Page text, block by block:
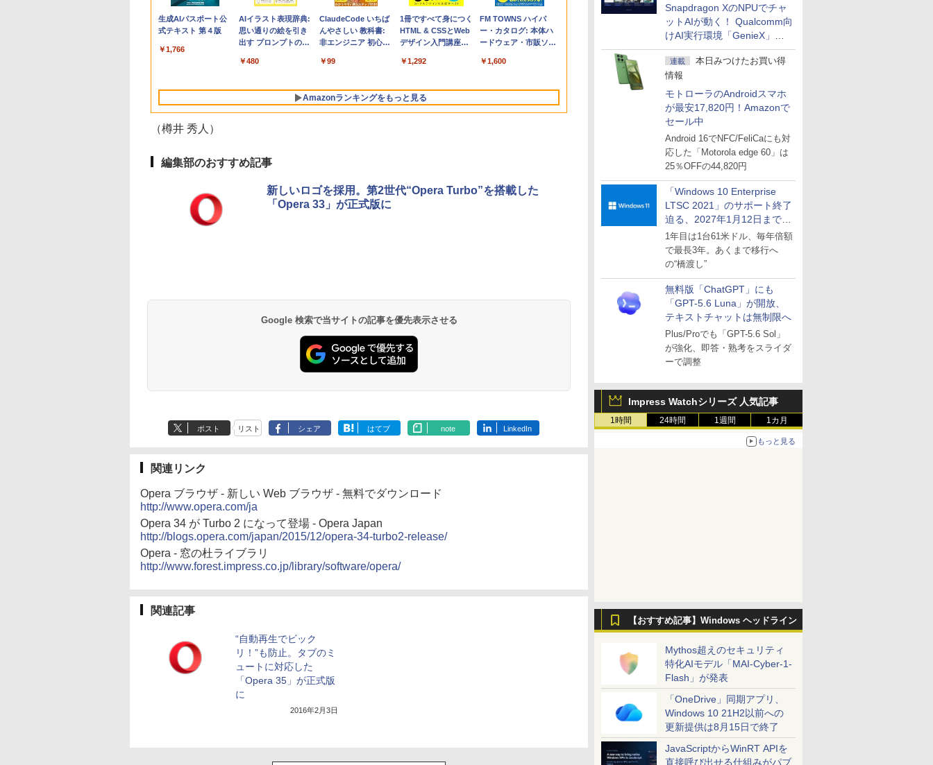
Snapdragon XのNPUでチャ
ットAIが動く！ Qualcomm向
けAI実行環境「GenieX」を
試してみた
連載
本日みつけたお買い得
情報
モトローラのAndroidスマホ
が最安17,820円！Amazonで
セール中
Android 16でNFC/FeliCaにも対
応した「Motorola edge 60」は
25％OFFの44,820円
「Windows 10 Enterprise
LTSC 2021」のサポート終了
迫る、2027年1月12日まで
～ESUは9月1日から販売
1年目は1台61米ドル、毎年倍額
で最長3年。あくまで移行へ
の“橋渡し”
無料版「ChatGPT」にも
「GPT-5.6 Luna」が開放、
テキストチャットは無制限へ
Plus/Proでも「GPT-5.6 Sol」
が強化、即答・熟考をスライダ
ーで調整
Impress Watchシリーズ 人気記事
1時間 24時間 1週間 1カ月
もっと見る
【おすすめ記事】Windows ヘッドライン
Mythos超えのセキュリティ
特化AIモデル「MAI-Cyber-1-
Flash」が発表
「OneDrive」同期アプリ、
Windows 10 21H2以前への
更新提供は8月15日で終了
JavaScriptからWinRT APIを
直接呼び出せる仕組みがパブ
Apple 2026
MacBook Neo A18
ンチノートブック：
Retinaディスプレ
512GB SSD、1080p
FaceTime HDカメ
ラ、Touch ID - イン
AppleCare+ for 13イ
tomtoc 360°保護
15.6 16インチ パソコ
ンケース Dell NEC
dynabook Lenovo
￥2,952
Apple 2026
MacBook Air M5チ
ップ搭載13インチノ
Apple Intelligence、
Retinaディスプレ
イ、16GBユニファイ
ドメモリ、1TB SSD
￥261,414
【Amazon.co.jp限
定】 HP ノートパソ
コン 15-fd 15.6イン
512GB SSD インテ
￥129,800
FMV ノートパソコン
WE1-K3 (MS 365
Personal/Copilotキー
型/Core i5/16GB/SSD
FMVWK3E15W_AZ
￥139,880
Robloxギフトカード
- 800 Robux 【限定
を含む】 【オンライ
インコード版
Robloxギフトカード
- 1000 Robux 【限定
バーチャルアイテム
ンゲームコード】 ロ
ンコード版
￥1,600
Microsoft Office
Home & Business
2024(最新 永続版)|オ
版|Windows11、
￥39,582
Robloxギフトカード
- 2,000 Robux 【限
定バーチャルアイテ
インゲームコード】
ラインコード版
￥3,200
Windows版 |
Minecraft (マインクラ
フト): Java & Bedrock
ード版
￥3,600
生成AIパスポート公
式テキスト 第４版
￥1,766
AIイラスト表現辞典:
思い通りの絵を引き
出す プロンプトの言
ズ (はぴーイラスト
￥480
ClaudeCode いちば
んやさしい 教科書:
非エンジニア 初心者
マニュアル AI副業に
もKindle出版にも！
非エンジニアのため
のAIコーディング入
￥99
1冊ですべて身につく
HTML & CSSとWeb
デザイン入門講座
￥1,292
FM TOWNS ハイパ
ー・カタログ: 本体ハ
ードウェア・市販ソフ
トリストと最新エミュ
￥1,600
Amazonランキングをもっと見る
テリー、広告なし、
チディスプレイ電子
ック、16GB、広告な
調節ライト、12週間
告なし、メタリック
ブラック
ト、最大8週間持続バ
し、ブラック (2025
年発売)
明るさ自動調整、色調
（樽井 秀人）
編集部のおすすめ記事
新しいロゴを採用。第2世代“Opera Turbo”を搭載した
「Opera 33」が正式版に
Google 検索で当サイトの記事を優先表示させる
ポスト リスト シェア はてブ note LinkedIn
関連リンク
Opera ブラウザ - 新しい Web ブラウザ - 無料でダウンロード
http://www.opera.com/ja
Opera 34 が Turbo 2 になって登場 - Opera Japan
http://blogs.opera.com/japan/2015/12/opera-34-turbo2-release/
Opera - 窓の杜ライブラリ
http://www.forest.impress.co.jp/library/software/opera/
関連記事
“自動再生でビック
リ！”も防止。タブのミ
ュートに対応した
「Opera 35」が正式版
に
2016年2月3日